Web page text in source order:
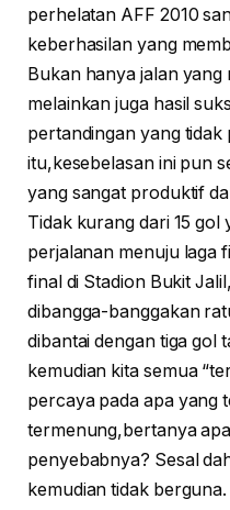
perhelatan AFF 2010
keberhasilan yang
Bukan hanya jalan
melainkan juga hasil
pertandingan yang
itu,kesebelasan ini pun
yang sangat produktif
Tidak kurang dari 15 gol
perjalanan menuju laga
final di Stadion Bukit
dibangga-banggakan
dibantai dengan tiga gol
kemudian kita semua
percaya pada apa yang
termenung,bertanya
penyebabnya? Sesal
kemudian tidak